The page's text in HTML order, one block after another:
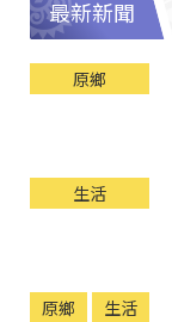
最新新聞
原鄉
生活
原鄉 生活